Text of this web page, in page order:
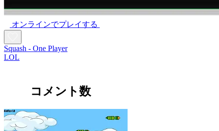
オンラインでプレイする
Squash - One Player
LOL
コメント数